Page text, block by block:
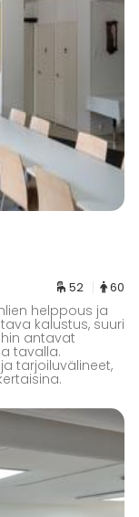
52 60
helppous ja
kalustus, suuri
antavat
tavalla.
tarjoiluvälineet,